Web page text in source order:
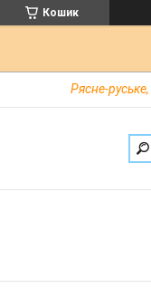
Кошик
Рясне-руське,